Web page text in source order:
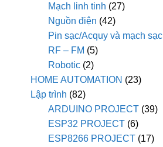
Mạch linh tinh (27)
Nguồn điện (42)
Pin sạc/Acquy và mạch sạc
RF – FM (5)
Robotic (2)
HOME AUTOMATION (23)
Lập trình (82)
ARDUINO PROJECT (39)
ESP32 PROJECT (6)
ESP8266 PROJECT (17)